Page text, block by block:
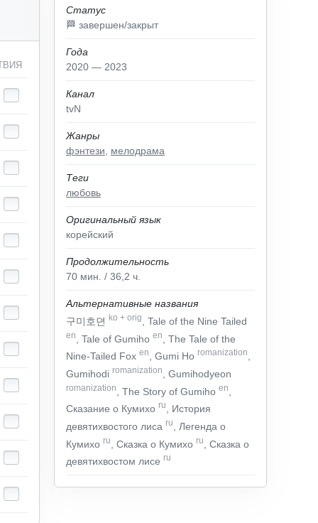
Статус
🏁 завершен/закрыт
Года
2020 — 2023
Канал
tvN
Жанры
фэнтези
мелодрама
Теги
любовь
Оригинальный язык
корейский
Продолжительность
70 мин. / 36,2 ч.
Альтернативные названия
구미호뎐 ko + orig , Tale of the Nine Tailed
en , Tale of Gumiho en
, The Tale of the
Nine-Tailed Fox en , Gumi Ho romanization
Gumihodi romanization , Gumihodyeon
romanization , The Story of Gumiho en
Сказание о Кумихо ru
, История
девятихвостого лиса ru
, Легенда о
Кумихо ru , Сказка о Кумихо ru
, Сказка о
девятихвостом лисе ru